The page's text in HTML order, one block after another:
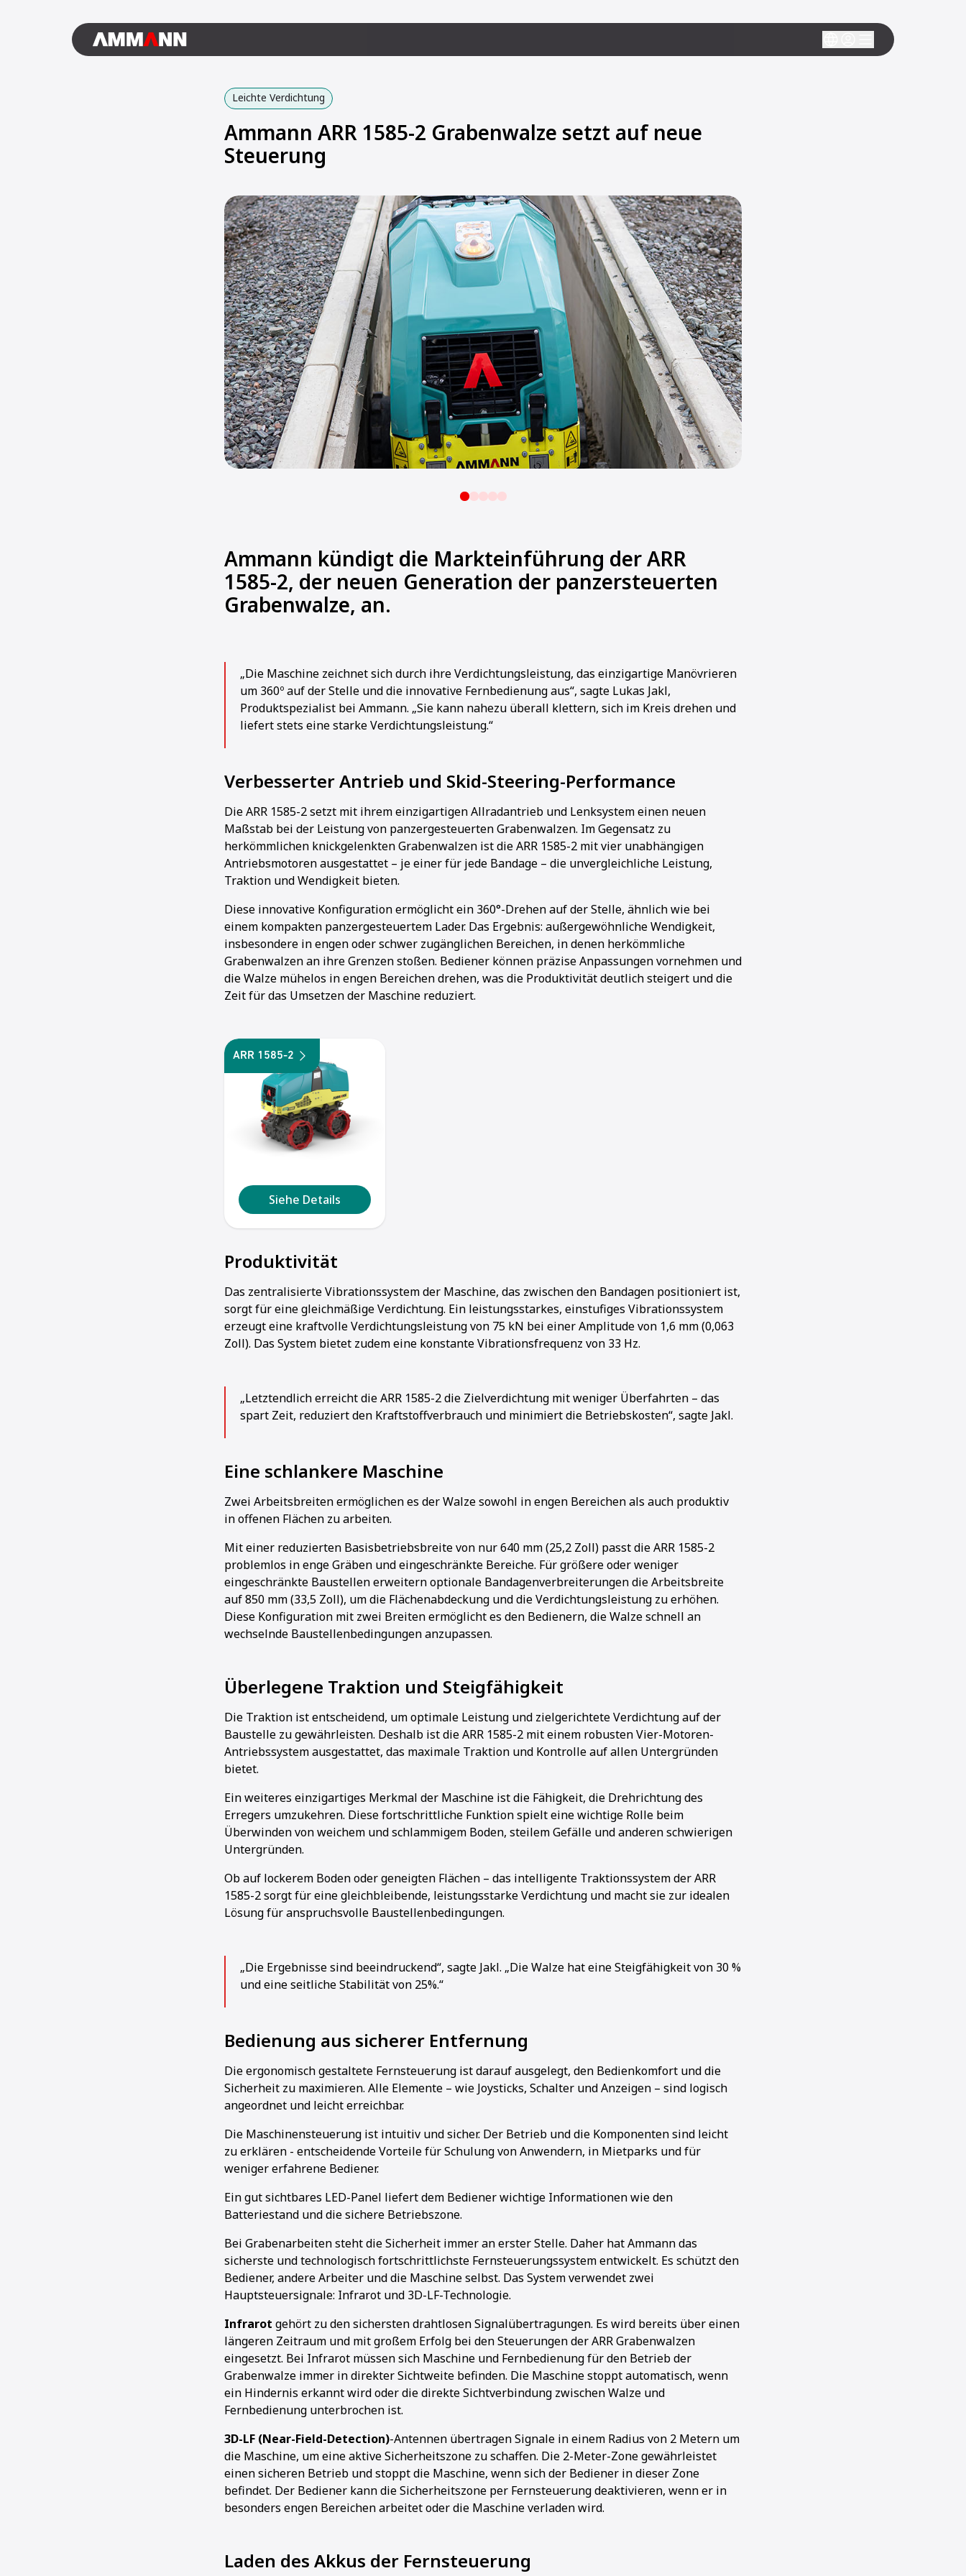
Leichte Verdichtung
Ammann ARR 1585-2 Grabenwalze setzt auf neue
Steuerung
Ammann kündigt die Markteinführung der ARR
1585-2, der neuen Generation der panzersteuerten
Grabenwalze, an.
„Die Maschine zeichnet sich durch ihre Verdichtungsleistung, das einzigartige Manövrieren
um 360º auf der Stelle und die innovative Fernbedienung aus“, sagte Lukas Jakl,
Produktspezialist bei Ammann. „Sie kann nahezu überall klettern, sich im Kreis drehen und
liefert stets eine starke Verdichtungsleistung.“
Verbesserter Antrieb und Skid-Steering-Performance
Die ARR 1585-2 setzt mit ihrem einzigartigen Allradantrieb und Lenksystem einen neuen
Maßstab bei der Leistung von panzergesteuerten Grabenwalzen. Im Gegensatz zu
herkömmlichen knickgelenkten Grabenwalzen ist die ARR 1585-2 mit vier unabhängigen
Antriebsmotoren ausgestattet – je einer für jede Bandage – die unvergleichliche Leistung,
Traktion und Wendigkeit bieten.
Diese innovative Konfiguration ermöglicht ein 360°-Drehen auf der Stelle, ähnlich wie bei
einem kompakten panzergesteuertem Lader. Das Ergebnis: außergewöhnliche Wendigkeit,
insbesondere in engen oder schwer zugänglichen Bereichen, in denen herkömmliche
Grabenwalzen an ihre Grenzen stoßen. Bediener können präzise Anpassungen vornehmen und
die Walze mühelos in engen Bereichen drehen, was die Produktivität deutlich steigert und die
Zeit für das Umsetzen der Maschine reduziert.
ARR 1585-2
Siehe Details
Produktivität
Das zentralisierte Vibrationssystem der Maschine, das zwischen den Bandagen positioniert ist,
sorgt für eine gleichmäßige Verdichtung. Ein leistungsstarkes, einstufiges Vibrationssystem
erzeugt eine kraftvolle Verdichtungsleistung von 75 kN bei einer Amplitude von 1,6 mm (0,063
Zoll). Das System bietet zudem eine konstante Vibrationsfrequenz von 33 Hz.
„Letztendlich erreicht die ARR 1585-2 die Zielverdichtung mit weniger Überfahrten – das
spart Zeit, reduziert den Kraftstoffverbrauch und minimiert die Betriebskosten“, sagte Jakl.
Eine schlankere Maschine
Zwei Arbeitsbreiten ermöglichen es der Walze sowohl in engen Bereichen als auch produktiv
in offenen Flächen zu arbeiten.
Mit einer reduzierten Basisbetriebsbreite von nur 640 mm (25,2 Zoll) passt die ARR 1585-2
problemlos in enge Gräben und eingeschränkte Bereiche. Für größere oder weniger
eingeschränkte Baustellen erweitern optionale Bandagenverbreiterungen die Arbeitsbreite
auf 850 mm (33,5 Zoll), um die Flächenabdeckung und die Verdichtungsleistung zu erhöhen.
Diese Konfiguration mit zwei Breiten ermöglicht es den Bedienern, die Walze schnell an
wechselnde Baustellenbedingungen anzupassen.
Überlegene Traktion und Steigfähigkeit
Die Traktion ist entscheidend, um optimale Leistung und zielgerichtete Verdichtung auf der
Baustelle zu gewährleisten. Deshalb ist die ARR 1585-2 mit einem robusten Vier-Motoren-
Antriebssystem ausgestattet, das maximale Traktion und Kontrolle auf allen Untergründen
bietet.
Ein weiteres einzigartiges Merkmal der Maschine ist die Fähigkeit, die Drehrichtung des
Erregers umzukehren. Diese fortschrittliche Funktion spielt eine wichtige Rolle beim
Überwinden von weichem und schlammigem Boden, steilem Gefälle und anderen schwierigen
Untergründen.
Ob auf lockerem Boden oder geneigten Flächen – das intelligente Traktionssystem der ARR
1585-2 sorgt für eine gleichbleibende, leistungsstarke Verdichtung und macht sie zur idealen
Lösung für anspruchsvolle Baustellenbedingungen.
„Die Ergebnisse sind beeindruckend“, sagte Jakl. „Die Walze hat eine Steigfähigkeit von 30 %
und eine seitliche Stabilität von 25%.“
Bedienung aus sicherer Entfernung
Die ergonomisch gestaltete Fernsteuerung ist darauf ausgelegt, den Bedienkomfort und die
Sicherheit zu maximieren. Alle Elemente – wie Joysticks, Schalter und Anzeigen – sind logisch
angeordnet und leicht erreichbar.
Die Maschinensteuerung ist intuitiv und sicher. Der Betrieb und die Komponenten sind leicht
zu erklären - entscheidende Vorteile für Schulung von Anwendern, in Mietparks und für
weniger erfahrene Bediener.
Ein gut sichtbares LED-Panel liefert dem Bediener wichtige Informationen wie den
Batteriestand und die sichere Betriebszone.
Bei Grabenarbeiten steht die Sicherheit immer an erster Stelle. Daher hat Ammann das
sicherste und technologisch fortschrittlichste Fernsteuerungssystem entwickelt. Es schützt den
Bediener, andere Arbeiter und die Maschine selbst. Das System verwendet zwei
Hauptsteuersignale: Infrarot und 3D-LF-Technologie.
Infrarot gehört zu den sichersten drahtlosen Signalübertragungen. Es wird bereits über einen
längeren Zeitraum und mit großem Erfolg bei den Steuerungen der ARR Grabenwalzen
eingesetzt. Bei Infrarot müssen sich Maschine und Fernbedienung für den Betrieb der
Grabenwalze immer in direkter Sichtweite befinden. Die Maschine stoppt automatisch, wenn
ein Hindernis erkannt wird oder die direkte Sichtverbindung zwischen Walze und
Fernbedienung unterbrochen ist.
3D-LF (Near-Field-Detection)-Antennen übertragen Signale in einem Radius von 2 Metern um
die Maschine, um eine aktive Sicherheitszone zu schaffen. Die 2-Meter-Zone gewährleistet
einen sicheren Betrieb und stoppt die Maschine, wenn sich der Bediener in dieser Zone
befindet. Der Bediener kann die Sicherheitszone per Fernsteuerung deaktivieren, wenn er in
besonders engen Bereichen arbeitet oder die Maschine verladen wird.
Laden des Akkus der Fernsteuerung